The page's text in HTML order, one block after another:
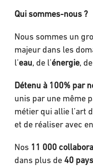
Qui sommes-nous ?
Nous sommes un
majeur dans les
l’eau, de l’énergie, de
Détenu à 100% par
unis par une même
métier qui allie l’art
et de réaliser avec
Nos 11 000
dans plus de 40 pays